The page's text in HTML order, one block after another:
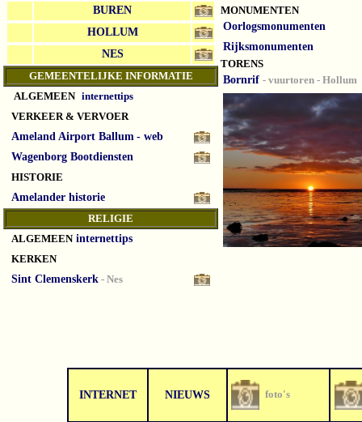
BUREN
HOLLUM
NES
GEMEENTELIJKE INFORMATIE
ALGEMEEN internettips
VERKEER & VERVOER
Ameland Airport Ballum - web
Wagenborg Bootdiensten
HISTORIE
Amelander historie
RELIGIE
ALGEMEEN internettips
KERKEN
Sint Clemenskerk - Nes
MONUMENTEN
Oorlogsmonumenten
Rijksmonumenten
TORENS
Bornrif - vuurtoren - Hollum
INTERNET NIEUWS foto's